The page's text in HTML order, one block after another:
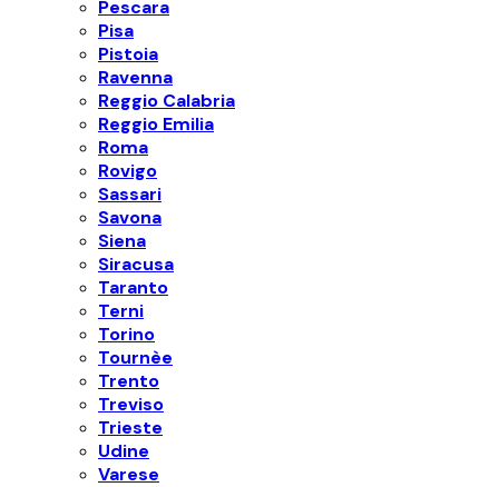
Pescara
Pisa
Pistoia
Ravenna
Reggio Calabria
Reggio Emilia
Roma
Rovigo
Sassari
Savona
Siena
Siracusa
Taranto
Terni
Torino
Tournèe
Trento
Treviso
Trieste
Udine
Varese